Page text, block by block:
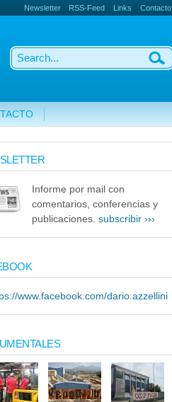
Newsletter RSS-Feed Links Contacto
Informe por mail con
comentarios, conferencias y
publicaciones. subscribir ›››
www.facebook.com/dario.azzellini